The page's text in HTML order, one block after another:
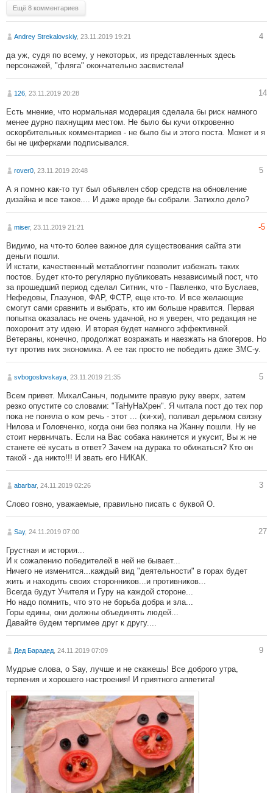
Ещё 8 комментариев
Andrey Strekalovskiy, 23.11.2019 19:21 4
да уж, судя по всему, у некоторых, из представленных здесь
персонажей, "фляга" окончательно засвистела!
126 , 23.11.2019 20:28 14
Есть мнение, что нормальная модерация сделала бы риск намного
менее дурно пахнущим местом. Не было бы кучи откровенно
оскорбительных комментариев - не было бы и этого поста. Может и я
бы не циферками подписывался.
rover0 , 23.11.2019 20:48 5
А я помню как-то тут был объявлен сбор средств на обновление
дизайна и все такое.... И даже вроде бы собрали. Затихло дело?
miser, 23.11.2019 21:21 -5
Видимо, на что-то более важное для существования сайта эти
деньги пошли.
И кстати, качественный метаблоггинг позволит избежать таких
постов. Будет кто-то регулярно публиковать независимый пост, что
за прошедший период сделал Ситник, что - Павленко, что Буслаев,
Нефедовы, Глазунов, ФАР, ФСТР, еще кто-то. И все желающие
смогут сами сравнить и выбрать, кто им больше нравится. Первая
попытка оказалась не очень удачной, но я уверен, что редакция не
похоронит эту идею. И вторая будет намного эффективней.
Ветераны, конечно, продолжат возражать и наезжать на блогеров. Но
тут против них экономика. А ее так просто не победить даже ЗМС-у.
svbogoslovskaya , 23.11.2019 21:35 5
Всем привет. МихалСаныч, подымите правую руку вверх, затем
резко опустите со словами: "ТаНуНаХрен". Я читала пост до тех пор
пока не поняла о ком речь - этот ... (хи-хи), поливал дерьмом связку
Нилова и Головченко, когда они без поляка на Жанну пошли. Ну не
стоит нервничать. Если на Вас собака накинется и укусит, Вы ж не
станете её кусать в ответ? Зачем на дурака то обижаться? Кто он
такой - да никто!!! И звать его НИКАК.
abarbar, 24.11.2019 02:26 3
Слово говно, уважаемые, правильно писать с буквой О.
Say, 24.11.2019 07:00 27
Грустная и история...
И к сожалению победителей в ней не бывает...
Ничего не изменится...каждый вид "деятельности" в горах будет
жить и находить своих сторонников...и противников...
Всегда будут Учителя и Гуру на каждой стороне...
Но надо помнить, что это не борьба добра и зла...
Горы едины, они должны объединять людей...
Давайте будем терпимее друг к другу....
Дед Барадед , 24.11.2019 07:09 9
Мудрые слова, о Say, лучше и не скажешь! Все доброго утра,
терпения и хорошего настроения! И приятного аппетита!